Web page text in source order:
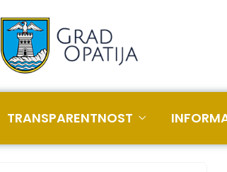
TRANSPARENTNOST